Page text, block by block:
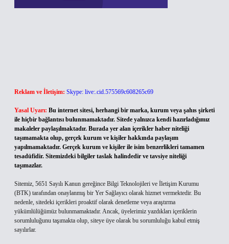
Reklam ve İletişim: Skype: live:.cid.575569c608265c69
Yasal Uyarı: Bu internet sitesi, herhangi bir marka, kurum veya şahıs şirketi
ile hiçbir bağlantısı bulunmamaktadır. Sitede yalnızca kendi hazırladığımız
makaleler paylaşılmaktadır. Burada yer alan içerikler haber niteliği
taşımamakta olup, gerçek kurum ve kişiler hakkında paylaşım
yapılmamaktadır. Gerçek kurum ve kişiler ile isim benzerlikleri tamamen
tesadüfidir. Sitemizdeki bilgiler taslak halindedir ve tavsiye niteliği
taşımazlar.
Sitemiz, 5651 Sayılı Kanun gereğince Bilgi Teknolojileri ve İletişim Kurumu
(BTK) tarafından onaylanmış bir Yer Sağlayıcı olarak hizmet vermektedir. Bu
nedenle, sitedeki içerikleri proaktif olarak denetleme veya araştırma
yükümlülüğümüz bulunmamaktadır. Ancak, üyelerimiz yazdıkları içeriklerin
sorumluluğunu taşımakta olup, siteye üye olarak bu sorumluluğu kabul etmiş
sayılırlar.